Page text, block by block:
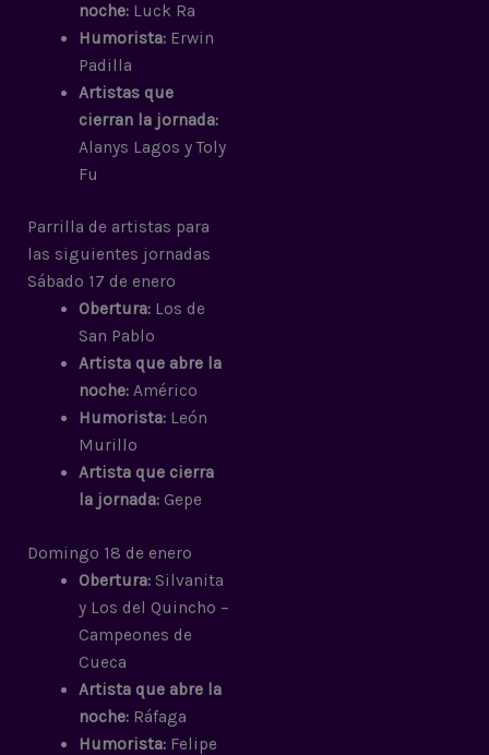
noche:Luck Ra
Humorista:Erwin
Padilla
Artistas que
cierran la jornada:
Alanys Lagos y Toly
Fu
Parrilla de artistas para
las siguientes jornadas
Sábado 17 de enero
Obertura:Los de
San Pablo
Artista que abre la
noche:Américo
Humorista:León
Murillo
Artista que cierra
la jornada:Gepe
Domingo 18 de enero
Obertura:Silvanita
y Los del Quincho –
Campeones de
Cueca
Artista que abre la
noche:Ráfaga
Humorista:Felipe